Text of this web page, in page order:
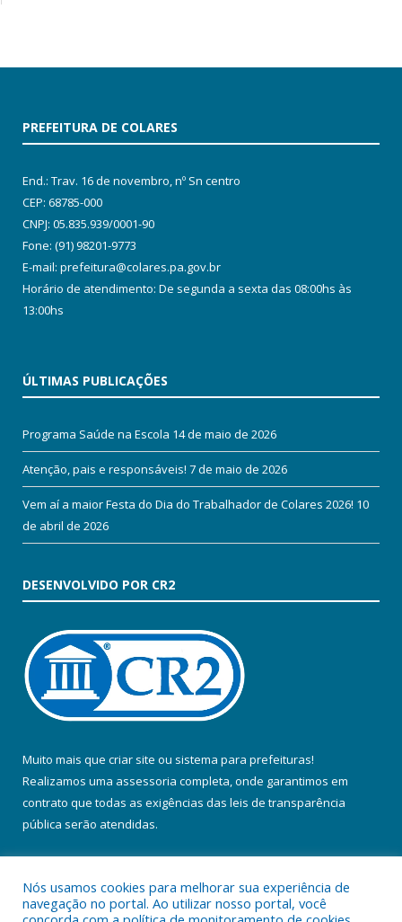
PREFEITURA DE COLARES
End.: Trav. 16 de novembro, nº Sn centro
CEP: 68785-000
CNPJ: 05.835.939/0001-90
Fone: (91) 98201-9773
E-mail: prefeitura@colares.pa.gov.br
Horário de atendimento: De segunda a sexta das 08:00hs às
13:00hs
ÚLTIMAS PUBLICAÇÕES
Programa Saúde na Escola 14 de maio de 2026
Atenção, pais e responsáveis! 7 de maio de 2026
Vem aí a maior Festa do Dia do Trabalhador de Colares 2026! 10
de abril de 2026
DESENVOLVIDO POR CR2
Muito mais que criar site ou sistema para prefeituras!
Realizamos uma assessoria completa, onde garantimos em
contrato que todas as exigências das leis de transparência
pública serão atendidas.
Nós usamos cookies para melhorar sua experiência de
navegação no portal. Ao utilizar nosso portal, você